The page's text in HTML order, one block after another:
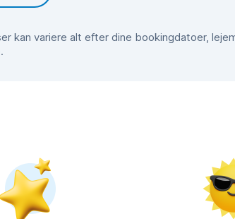
kan variere alt efter dine bookingdatoer,